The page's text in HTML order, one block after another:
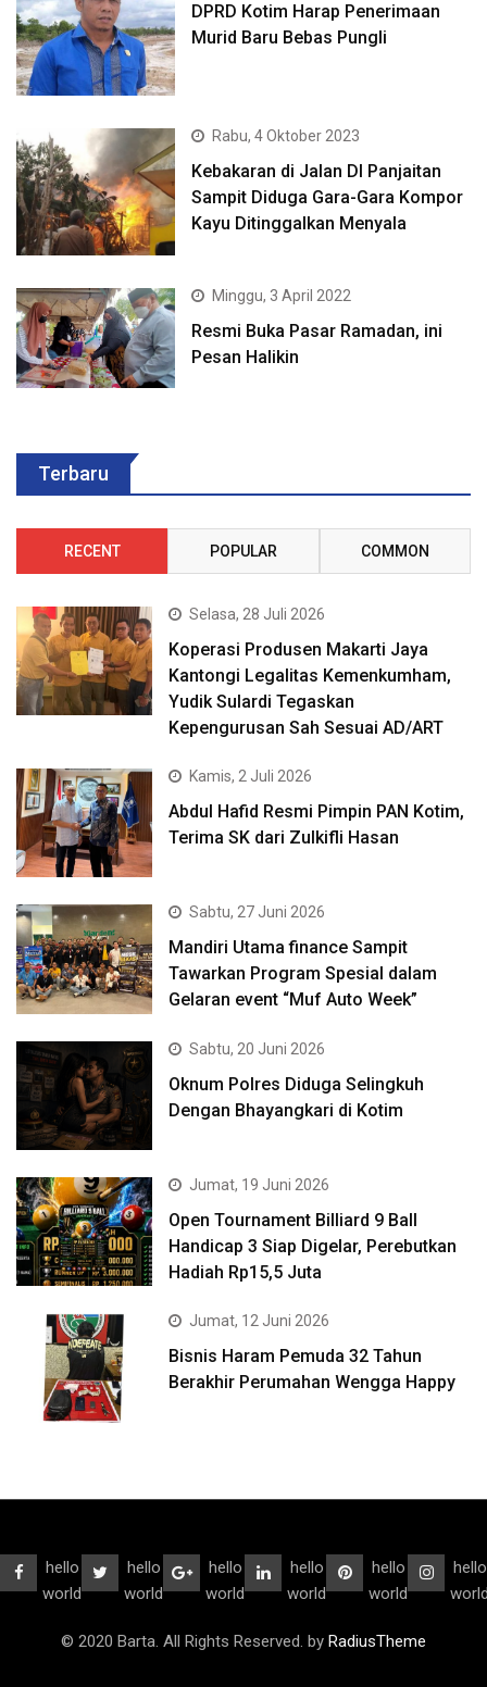
DPRD Kotim Harap Penerimaan
Murid Baru Bebas Pungli
Rabu, 4 Oktober 2023
Kebakaran di Jalan DI Panjaitan
Sampit Diduga Gara-Gara Kompor
Kayu Ditinggalkan Menyala
Minggu, 3 April 2022
Resmi Buka Pasar Ramadan, ini
Pesan Halikin
Terbaru
RECENT POPULAR COMMON
Selasa, 28 Juli 2026
Koperasi Produsen Makarti Jaya
Kantongi Legalitas Kemenkumham,
Yudik Sulardi Tegaskan
Kepengurusan Sah Sesuai AD/ART
Kamis, 2 Juli 2026
Abdul Hafid Resmi Pimpin PAN Kotim,
Terima SK dari Zulkifli Hasan
Sabtu, 27 Juni 2026
Mandiri Utama finance Sampit
Tawarkan Program Spesial dalam
Gelaran event “Muf Auto Week”
Sabtu, 20 Juni 2026
Oknum Polres Diduga Selingkuh
Dengan Bhayangkari di Kotim
Jumat, 19 Juni 2026
Open Tournament Billiard 9 Ball
Handicap 3 Siap Digelar, Perebutkan
Hadiah Rp15,5 Juta
Jumat, 12 Juni 2026
Bisnis Haram Pemuda 32 Tahun
Berakhir Perumahan Wengga Happy
hello
world
hello
world
hello
world
hello
world
hello
world
hello
© 2020 Barta. All Rights Reserved. by RadiusTheme